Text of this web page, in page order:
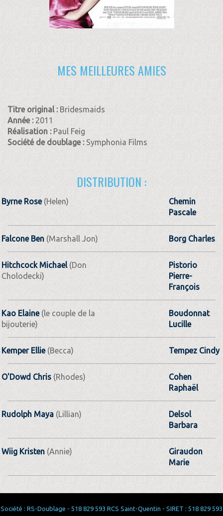
MES MEILLEURES AMIES
Titre original : Bridesmaids
Année : 2011
Réalisation :Paul Feig
Société de doublage :Symphonia Films
DISTRIBUTION :
Byrne Rose(Helen)
Chemin
Pascale
Falcone Ben (Marshall Jon) Borg Charles
Hitchcock Michael(Don
Cholodecki)
Pistorio
Pierre-
François
Kao Elaine(le couple de la
bijouterie)
Boudonnat
Lucille
Kemper Ellie(Becca) Tempez Cindy
O'Dowd Chris(Rhodes)
Cohen
Raphaël
Rudolph Maya(Lillian)
Delsol
Barbara
Wiig Kristen (Annie)
Giraudon
Marie
Société : RS-Doublage - 518 829 593 RCS Saint-Quentin - SIRET : 518 829 593